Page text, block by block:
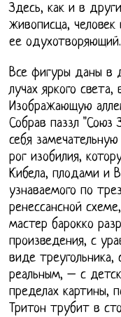
Здесь, как и в
живописца,
ее одухотворяющий.
Все фигуры даны в
лучах яркого
Изображающую
Собрав паззл
себя
рог изобилия,
Кибела, плодами и
узнаваемого по
ренессансной
мастер барокко
произведения, с
виде треугольника,
реальным, – с
пределах картины,
Тритон трубит в